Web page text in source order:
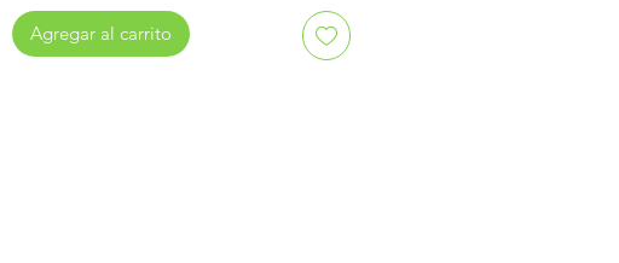
Agregar al carrito